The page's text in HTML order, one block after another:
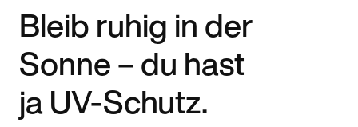
Bleib ruhig in der
Sonne – du hast
ja UV-Schutz.